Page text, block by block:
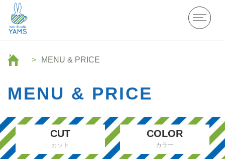
MENU & PRICE
MENU & PRICE
CUT
カット
COLOR
カラー